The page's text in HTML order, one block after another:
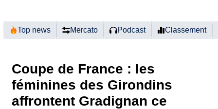
Top news Mercato Podcast Classement
Coupe de France : les
féminines des Girondins
affrontent Gradignan ce